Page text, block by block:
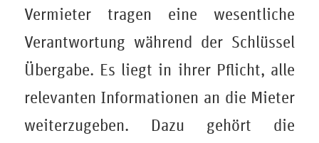
Vermieter tragen eine wesentliche
Verantwortung während der Schlüssel
Übergabe. Es liegt in ihrer Pflicht, alle
relevanten Informationen an die Mieter
weiterzugeben. Dazu gehört die